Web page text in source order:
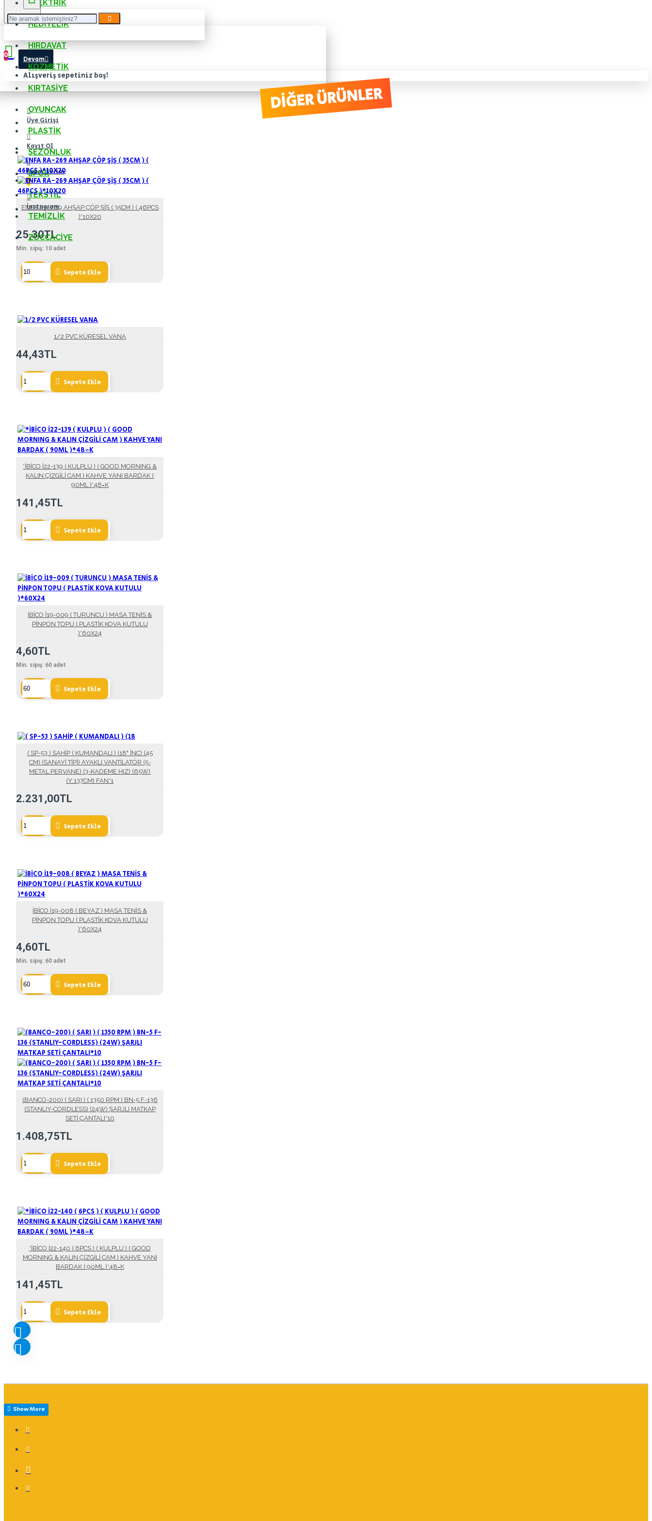
Türk Lirası
TRY
Üye Girişi
Kayıt Ol
Favorilerim
0
İnstagram
ELEKTRIK
HEDIYELIK
HIRDAVAT
KOZMETIK
KIRTASIYE
OYUNCAK
PLASTIK
SEZONLUK
SPOR
TEKSTIL
TEMIZLIK
ZÜCCACIYE
0
Alışveriş sepetiniz boş!
Bu kategoride ürün bulunamadı.
Devam
DIĞER ÜRÜNLER
ENFA RA-269 AHŞAP ÇÖP ŞİŞ ( 35CM ) ( 46PCS
)*10X20
25,30TL
Min. sipış: 10 adet
Sepete Ekle
1/2 PVC KÜRESEL VANA
44,43TL
Sepete Ekle
*İBİCO İ22-139 ( KULPLU ) ( GOOD MORNING &
KALIN ÇİZGİLİ CAM ) KAHVE YANI BARDAK (
90ML )*48=K
141,45TL
Sepete Ekle
İBİCO İ19-009 ( TURUNCU ) MASA TENİS &
PİNPON TOPU ( PLASTİK KOVA KUTULU
)*60X24
4,60TL
Min. sipış: 60 adet
Sepete Ekle
( SP-53 ) SAHİP ( KUMANDALI ) (18" İNC) (45
CM) (SANAYİ TİPİ) AYAKLI VANTİLATÖR (5-
METAL PERVANE) (3-KADEME HIZ) (65W)
(Y:137CM) FAN*1
2.231,00TL
Sepete Ekle
İBİCO İ19-008 ( BEYAZ ) MASA TENİS &
PİNPON TOPU ( PLASTİK KOVA KUTULU
)*60X24
4,60TL
Min. sipış: 60 adet
Sepete Ekle
(BANCO-200) ( SARI ) ( 1350 RPM ) BN-5 F-136
(STANLIY-CORDLESS) (24W) ŞARJLI MATKAP
SETİ ÇANTALI*10
1.408,75TL
Sepete Ekle
*İBİCO İ22-140 ( 6PCS ) ( KULPLU ) ( GOOD
MORNING & KALIN ÇİZGİLİ CAM ) KAHVE YANI
BARDAK ( 90ML )*48=K
141,45TL
Sepete Ekle